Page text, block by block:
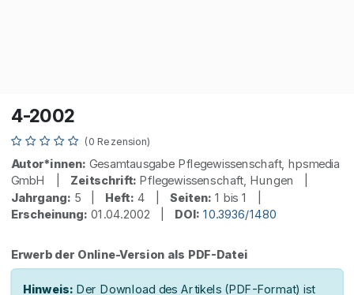
4-2002
(0 Rezension)
Autor*innen: Gesamtausgabe Pflegewissenschaft, hpsmedia
GmbH | Zeitschrift: Pflegewissenschaft, Hungen |
Jahrgang: 5 | Heft: 4 |Seiten: 1 bis 1 |
Erscheinung: 01.04.2002 | DOI: 10.3936/1480
Erwerb der Online-Version als PDF-Datei
Hinweis: Der Download des Artikels (PDF-Format) ist